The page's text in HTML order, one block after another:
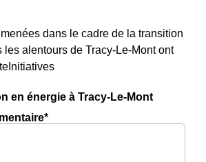
dans le cadre de la transition
les alentours de Tracy-Le-Mont ont
en énergie à Tracy-Le-Mont